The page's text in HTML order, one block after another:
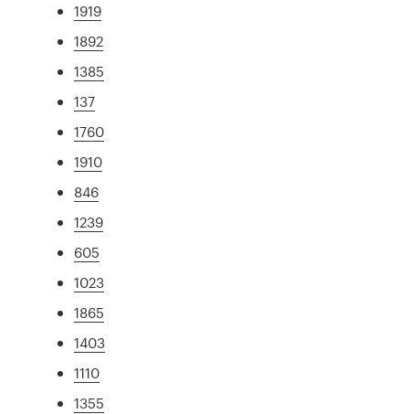
1919
1892
1385
137
1760
1910
846
1239
605
1023
1865
1403
1110
1355